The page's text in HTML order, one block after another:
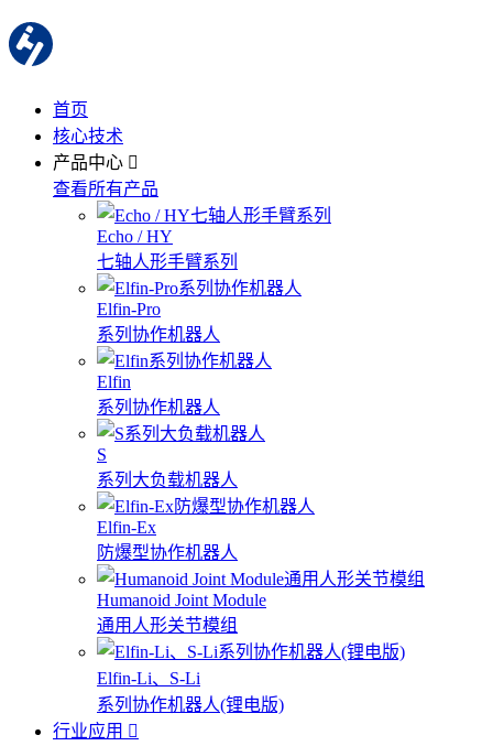
首页
核心技术
产品中心
查看所有产品
Echo / HY
七轴人形手臂系列
Elfin-Pro
系列协作机器人
Elfin
系列协作机器人
S
系列大负载机器人
Elfin-Ex
防爆型协作机器人
Humanoid Joint Module
通用人形关节模组
Elfin-Li、S-Li
系列协作机器人(锂电版)
行业应用